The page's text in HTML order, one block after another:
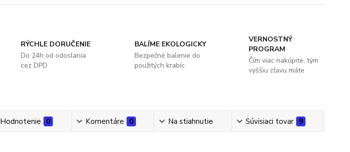
RÝCHLE DORUČENIE
Do 24h od odoslania
cez DPD
BALÍME EKOLOGICKY
Bezpečné balenie do
použitých krabíc
VERNOSTNÝ
PROGRAM
Čím viac nakúpite, tým
vyššiu zľavu máte
Hodnotenie 0 Komentáre 0 Na stiahnutie Súvisiaci tovar 9